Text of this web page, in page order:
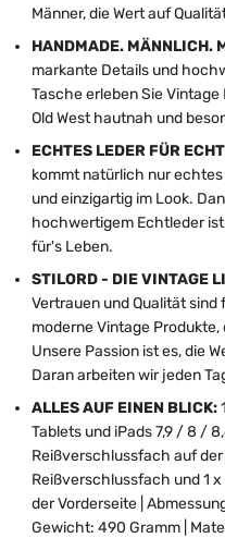
Männer, die Wert auf
HANDMADE. MÄNNLICH.
markante Details und
Tasche erleben Sie
Old West hautnah und
ECHTES LEDER FÜR
kommt natürlich nur
und einzigartig im Look.
hochwertigem Echtleder
für's Leben.
STILORD - DIE VINTAGE
Vertrauen und Qualität
moderne Vintage
Unsere Passion ist es, die
Daran arbeiten wir jeden
ALLES AUF EINEN BLICK:
Tablets und iPads 7,9 / 8 /
Reißverschlussfach auf
Reißverschlussfach und 1
der Vorderseite |
Gewicht: 490 Gramm |